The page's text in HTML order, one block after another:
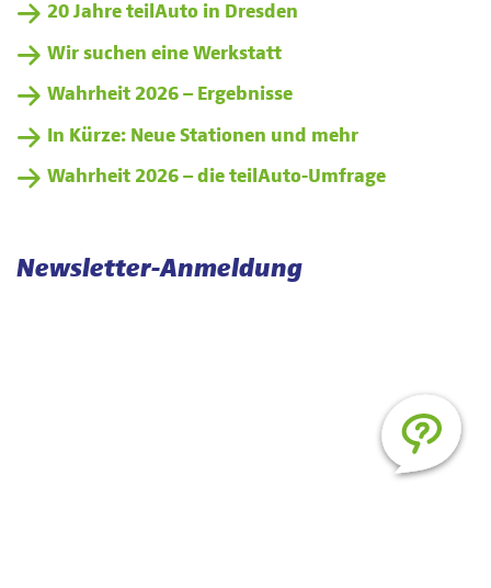
20 Jahre teilAuto in Dresden
Wir suchen eine Werkstatt
Wahrheit 2026 – Ergebnisse
In Kürze: Neue Stationen und mehr
Wahrheit 2026 – die teilAuto-Umfrage
Newsletter-Anmeldung